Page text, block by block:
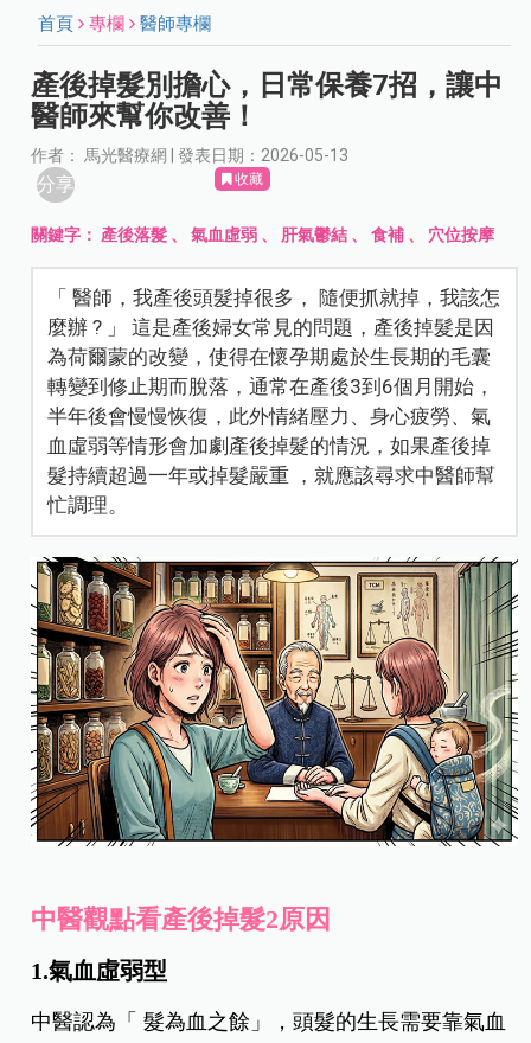
首頁 專欄 醫師專欄
產後掉髮別擔心，日常保養7招，讓中
醫師來幫你改善！
作者： 馬光醫療網 | 發表日期：2026-05-13
分享 收藏
關鍵字： 產後落髮 、氣血虛弱 、 肝氣鬱結 、食補 、 穴位按摩
「 醫師，我產後頭髮掉很多， 隨便抓就掉，我該怎
麼辦 ? 」 這是產後婦女常見的問題，產後掉髮是因
為荷爾蒙的改變，使得在懷孕期處於生長期的毛囊
轉變到修止期而脫落，通常在產後3到6個月開始，
半年後會慢慢恢復，此外情緒壓力、身心疲勞、氣
血虛弱等情形會加劇產後掉髮的情況，如果產後掉
髮持續超過一年或掉髮嚴重 ，就應該尋求中醫師幫
忙調理。
中醫觀點看產後掉髮2原因
1.氣血虛弱型
中醫認為「 髮為血之餘」，頭髮的生長需要靠氣血